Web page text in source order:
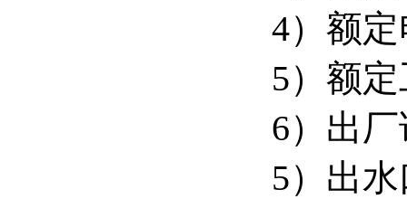
4）额
5）额
6）出
5）出